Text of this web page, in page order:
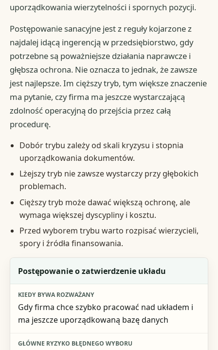
uporządkowania wierzytelności i spornych pozycji.
Postępowanie sanacyjne jest z reguły kojarzone z
najdalej idącą ingerencją w przedsiębiorstwo, gdy
potrzebne są poważniejsze działania naprawcze i
głębsza ochrona. Nie oznacza to jednak, że zawsze
jest najlepsze. Im cięższy tryb, tym większe znaczenie
ma pytanie, czy firma ma jeszcze wystarczającą
zdolność operacyjną do przejścia przez całą
procedurę.
Dobór trybu zależy od skali kryzysu i stopnia
uporządkowania dokumentów.
Lżejszy tryb nie zawsze wystarczy przy głębokich
problemach.
Cięższy tryb może dawać większą ochronę, ale
wymaga większej dyscypliny i kosztu.
Przed wyborem trybu warto rozpisać wierzycieli,
spory i źródła finansowania.
Tryb
Kiedy bywa rozważany
Główne ryzyko błędnego wyboru
Postępowanie o zatwierdzenie układu
Gdy firma chce szybko pracować nad układem i
ma jeszcze uporządkowaną bazę danych